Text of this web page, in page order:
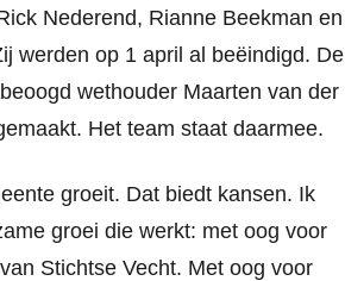
Nederend, Rianne Beekman en
werden op 1 april al beëindigd. De
wethouder Maarten van der
Het team staat daarmee.
groeit. Dat biedt kansen. Ik
groei die werkt: met oog voor
Stichtse Vecht. Met oog voor